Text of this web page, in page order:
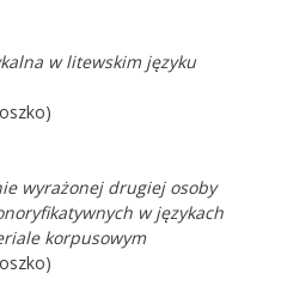
w litewskim języku
wyrażonej drugiej osoby
w językach
korpusowym